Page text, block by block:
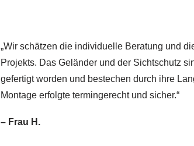
„Wir schätzen die individuelle Beratung und
Projekts. Das Geländer und der Sichtschutz
gefertigt worden und bestechen durch ihre
Montage erfolgte termingerecht und sicher.“
– Frau H.